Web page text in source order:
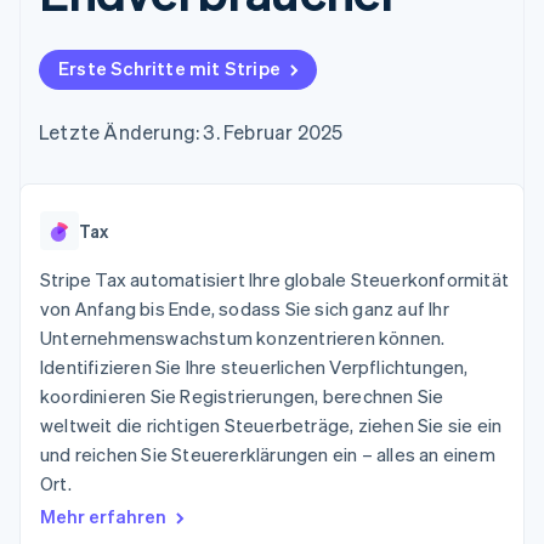
125
Terminal
Zahlungen vor Ort
Authorization
Boost
Autorisierungsraten
Beschleunigter
Financial
Connections
Verbundene
Finanzdaten
Data Pipeline
Mehr
Product roadmap
Ausblick
Radar
Geldmanagement
SaaS
Bewirtung, Reisen und
Freizeit
Versicherungen
Medien und
Unterhaltung
Gemeinnützige
Organisationen
Fachdienstleistungen
Öffentlicher Sektor
Marktplatz auf
Abonnementverwaltung
nutzungsbasierte
Abrechnung um
Karten ausgeben: So
Diensten mit Agenten
Ressourcen
App-Integrationen
Code-Beispiele
Entwickler-Blog
Stripe Sessions
Karriere
Stripe Press
kontaktieren
Partner werden
Erste Schritte mit Stripe
Letzte Änderung: 3. Februar 2025
Tax
Stripe Tax automatisiert Ihre globale Steuerkonformität
von Anfang bis Ende, sodass Sie sich ganz auf Ihr
Unternehmenswachstum konzentrieren können.
Identifizieren Sie Ihre steuerlichen Verpflichtungen,
koordinieren Sie Registrierungen, berechnen Sie
weltweit die richtigen Steuerbeträge, ziehen Sie sie ein
und reichen Sie Steuererklärungen ein – alles an einem
Ort.
Mehr erfahren